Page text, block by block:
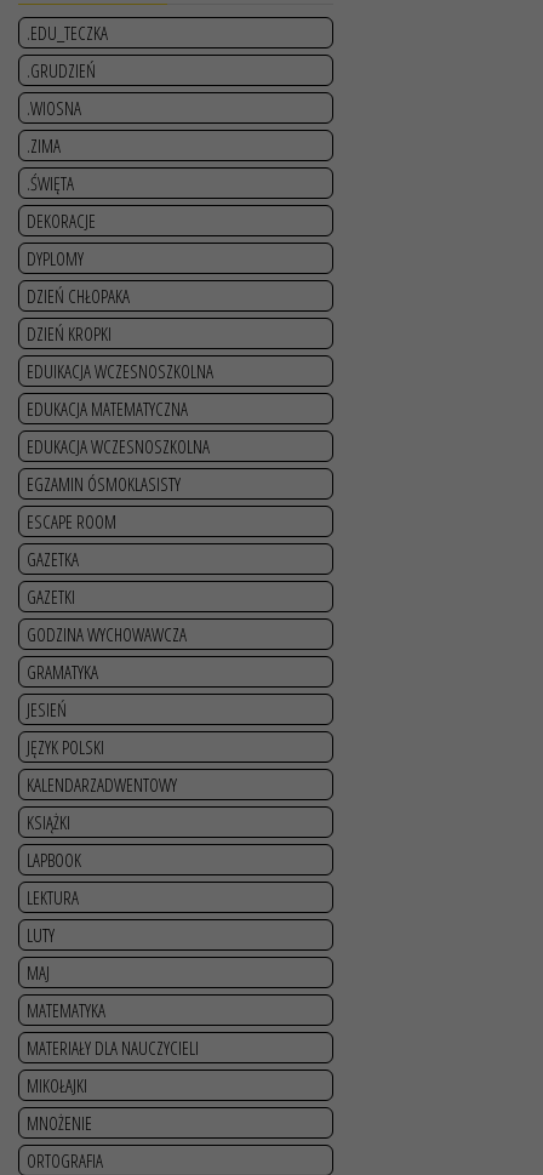
.EDU_TECZKA
.GRUDZIEŃ
.WIOSNA
.ZIMA
.ŚWIĘTA
DEKORACJE
DYPLOMY
DZIEŃ CHŁOPAKA
DZIEŃ KROPKI
EDUIKACJA WCZESNOSZKOLNA
EDUKACJA MATEMATYCZNA
EDUKACJA WCZESNOSZKOLNA
EGZAMIN ÓSMOKLASISTY
ESCAPE ROOM
GAZETKA
GAZETKI
GODZINA WYCHOWAWCZA
GRAMATYKA
JESIEŃ
JĘZYK POLSKI
KALENDARZADWENTOWY
KSIĄŻKI
LAPBOOK
LEKTURA
LUTY
MAJ
MATEMATYKA
MATERIAŁY DLA NAUCZYCIELI
MIKOŁAJKI
MNOŻENIE
ORTOGRAFIA